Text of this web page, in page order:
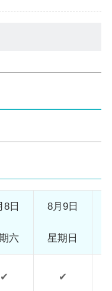
8日
六
8月9日
星期日
✔ ✔